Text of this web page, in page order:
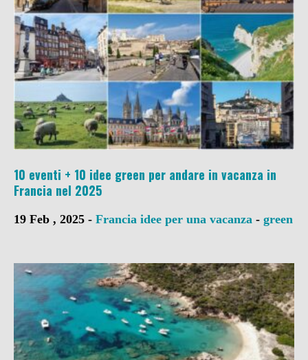
10 eventi + 10 idee green per andare in vacanza in
Francia nel 2025
19 Feb , 2025 - Francia idee per una vacanza - green